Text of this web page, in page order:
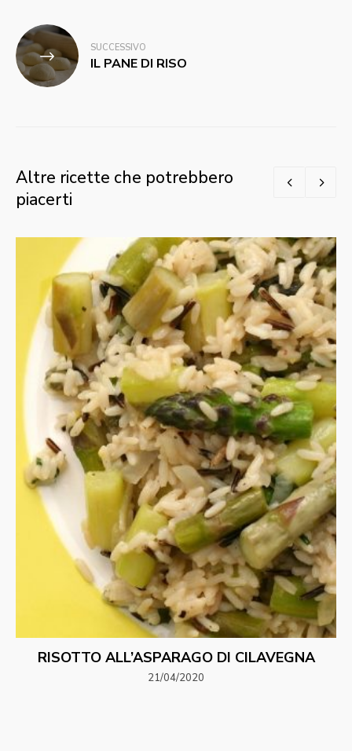
SUCCESSIVO
IL PANE DI RISO
Altre ricette che potrebbero
piacerti
RISOTTO ALL’ASPARAGO DI CILAVEGNA
21/04/2020